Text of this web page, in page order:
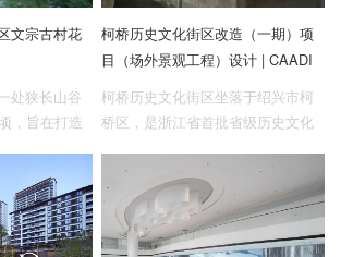
文宗古村花
处狭长山谷
，旨在打造
柯桥历史文化街区改造（一期）项
目（场外景观工程）设计 | CAADI
柯桥历史文化街区坐落于绍兴市柯
桥区，是浙江省首批省级历史文化
面积达9.3公顷。